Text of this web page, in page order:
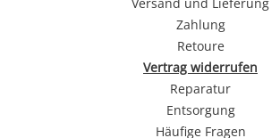
Zahlung
Retoure
Vertrag widerrufen
Reparatur
Entsorgung
Häufige Fragen